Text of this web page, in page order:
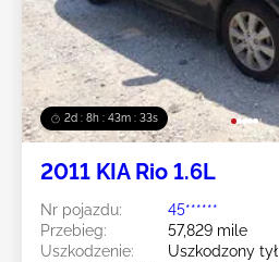
2d : 8h : 43m : 30s
2011 KIA Rio 1.6L
Nr pojazdu:
45******
Przebieg:
57,829 mile
Uszkodzenie:
Uszkodzony tył